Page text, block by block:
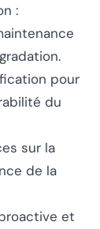
:
pour
du
sur la
de la
et